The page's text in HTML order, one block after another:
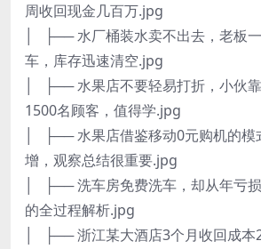
周收回现金几百万.jpg
│ ├── 水厂桶装水卖不出去，老板
车，库存迅速清空.jpg
│ ├── 水果店不要轻易打折，小伙
1500名顾客，值得学.jpg
│ ├── 水果店借鉴移动0元购机的模
增，观察总结很重要.jpg
│ ├── 洗车房免费洗车，却从年亏
的全过程解析.jpg
│ ├── 浙江某大酒店3个月收回成本